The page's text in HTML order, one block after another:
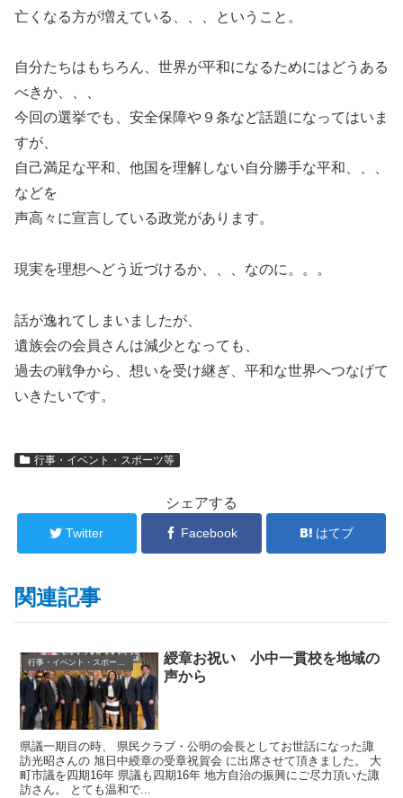
亡くなる方が増えている、、、ということ。
自分たちはもちろん、世界が平和になるためにはどうある
べきか、、、
今回の選挙でも、安全保障や９条など話題になってはいま
すが、
自己満足な平和、他国を理解しない自分勝手な平和、、、
などを
声高々に宣言している政党があります。
現実を理想へどう近づけるか、、、なのに。。。
話が逸れてしまいましたが、
遺族会の会員さんは減少となっても、
過去の戦争から、想いを受け継ぎ、平和な世界へつなげて
いきたいです。
行事・イベント・スポーツ等
シェアする
Twitter Facebook はてブ
関連記事
行事・イベント・スポーツ等
綬章お祝い 小中一貫校を地域の
声から
県議一期目の時、 県民クラブ・公明の会長としてお世話になった諏
訪光昭さんの 旭日中綬章の受章祝賀会 に出席させて頂きました。 大
町市議を四期16年 県議も四期16年 地方自治の振興にご尽力頂いた諏
訪さん。 とても温和で...